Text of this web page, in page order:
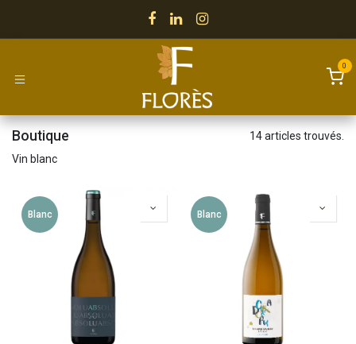
0
Boutique
14 articles trouvés.
Vin blanc
Blanc Blanc